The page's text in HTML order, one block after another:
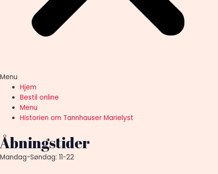
Menu
Hjem
Bestil online
Menu
Historien om Tannhauser Marielyst
Åbningstider
Mandag-Søndag: 11-22